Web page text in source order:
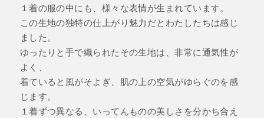
１着の服の中にも、様々な表情が生まれています。
この生地の独特の仕上がり魅力だとわたしたちは感じ
ました。
ゆったりと手で織られたその生地は、非常に通気性が
よく、
着ていると風がそよぎ、肌の上の空気がゆらぐのを感
じます。
１着ずつ異なる、いってんものの美しさを分かち合え